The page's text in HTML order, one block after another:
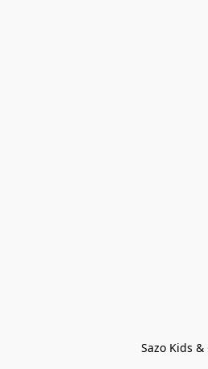
Sazo Kids &